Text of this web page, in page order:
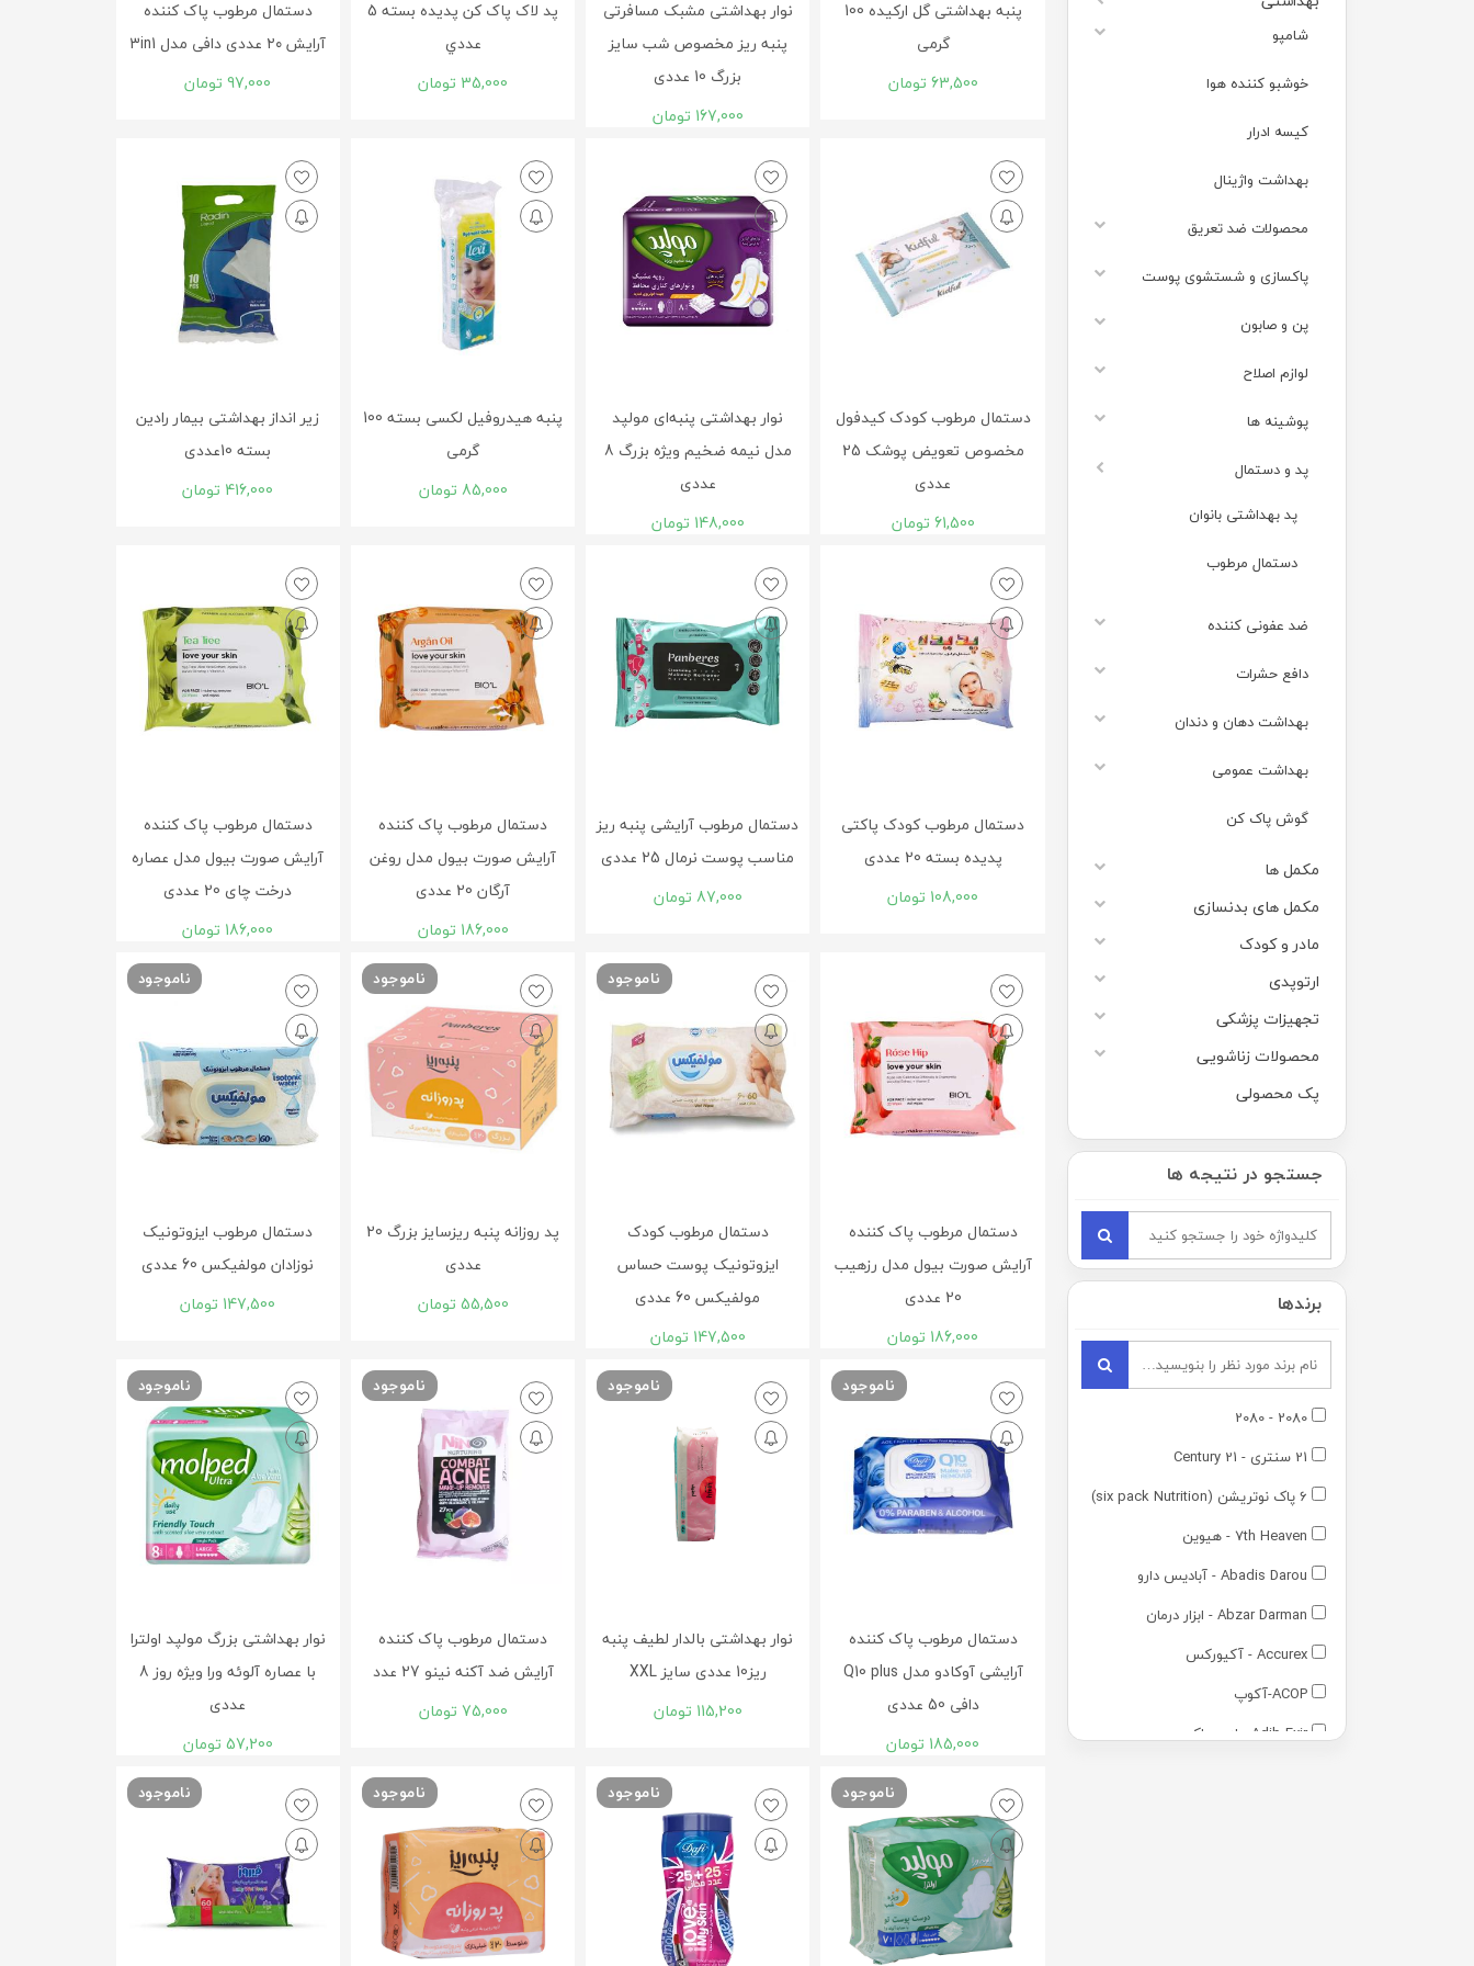
شامپو
خوشبو کننده هوا
کیسه ادرار
بهداشت واژینال
محصولات ضد تعریق
پاکسازی و شستشوی پوست
پن و صابون
لوازم اصلاح
پوشینه ها
پد و دستمال
پد بهداشتی بانوان
دستمال مرطوب
ضد عفونی کننده
دافع حشرات
بهداشت دهان و دندان
بهداشت عمومی
گوش پاک کن
مکمل ها
مکمل های بدنسازی
مادر و کودک
ارتوپدی
تجهیزات پزشکی
محصولات زناشویی
پک محصولی
جستجو در نتیجه ها
برندها
2080 - 2080
21 سنتری - 21 Century
6 پاک نوتریشن (six pack Nutrition)
7th Heaven - هیوین
Abadis Darou - آبادیس دارو
Abzar Darman - ابزار درمان
Accurex - آکیورکس
ACOP-آکوپ
Adib Exir - ادیب اکسیر
پنبه بهداشتی گل ارکیده 100
گرمی
63,500 تومان
نوار بهداشتی مشبک مسافرتی
پنبه ریز مخصوص شب سایز
بزرگ 10 عددی
167,000 تومان
پد لاک پاک کن پديده بسته 5
عددي
35,000 تومان
دستمال مرطوب پاک کننده
آرایش ۲۰ عددی دافی مدل 3in1
97,000تومان
دستمال مرطوب کودک کیدفول
مخصوص تعويض پوشک 25
عددی
61,500 تومان
نوار بهداشتی پنبه‌ای مولپد
مدل نيمه ضخيم ویژه بزرگ 8
عددی
148,000 تومان
پنبه هيدروفيل لکسی بسته 100
گرمی
85,000 تومان
زير انداز بهداشتی بیمار رادین
بسته 10عددی
416,000 تومان
دستمال مرطوب کودک پاکتی
پدیده بسته 20 عددی
108,000 تومان
دستمال مرطوب آرایشی پنبه ريز
مناسب پوست نرمال 25 عددی
87,000 تومان
دستمال مرطوب پاک کننده
آرايش صورت بیول مدل روغن
آرگان 20 عددی
186,000 تومان
دستمال مرطوب پاک کننده
آرايش صورت بیول مدل عصاره
درخت چای 20 عددی
186,000 تومان
دستمال مرطوب پاک کننده
آرايش صورت بیول مدل رزهيب
20 عددی
186,000 تومان
ناموجود
دستمال مرطوب کودک
ایزوتونیک پوست حساس
مولفیکس 60 عددی
147,500 تومان
ناموجود
پد روزانه پنبه ریزسایز بزرگ 20
عددی
55,500 تومان
ناموجود
دستمال مرطوب ایزوتونیک
نوزادان مولفیکس 60 عددی
147,500 تومان
ناموجود
دستمال مرطوب پاک کننده
آرایشی آوکادو مدل Q10 plus
دافی 50 عددی
185,000 تومان
ناموجود
نوار بهداشتی بالدار لطیف پنبه
ریز10 عددی سایز XXL
115,200 تومان
ناموجود
دستمال مرطوب پاک کننده
آرایش ضد آکنه نینو 27 عدد
75,000 تومان
ناموجود
نوار بهداشتی بزرگ مولپد اولترا
با عصاره آلوئه ورا ویژه روز 8
عددی
57,200 تومان
ناموجود ناموجود ناموجود ناموجود